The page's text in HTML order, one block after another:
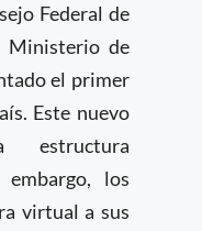
Federal de
Ministerio de
el primer
Este nuevo
estructura
los
virtual a sus